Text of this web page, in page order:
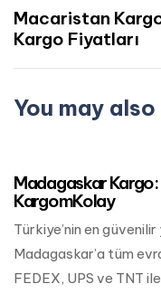
Macaristan
Kargo Fiyatları
You may
Madagaskar Kargo:
KargomKolay
Türkiye’nin en
Madagaskar’a tüm
FEDEX, UPS ve TNT